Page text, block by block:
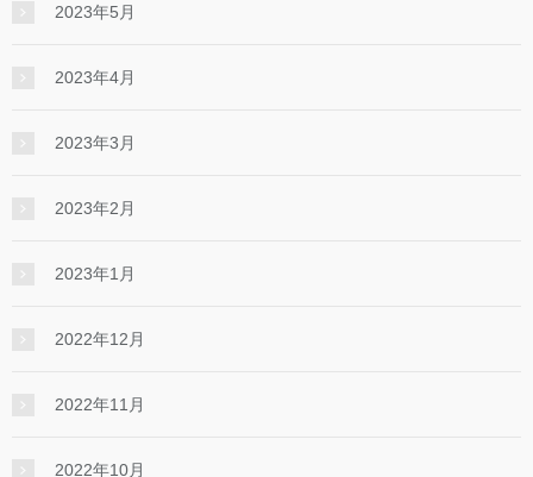
2023年5月
2023年4月
2023年3月
2023年2月
2023年1月
2022年12月
2022年11月
2022年10月